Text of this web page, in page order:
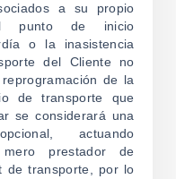
a su propio
punto de inicio
o la inasistencia
del Cliente no
de la
de transporte que
se considerará una
actuando
mero prestador de
de transporte, por lo